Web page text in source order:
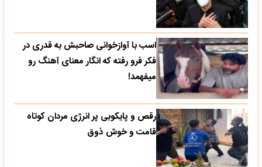
اسب با آوازخوانی صاحبش به قدری در
فکر فرو رفته که انگار معنای آهنگ رو
میفهمد!
رقص و پایکوبی پر انرژی مردان کوتاه
قامت و خوش ذوق